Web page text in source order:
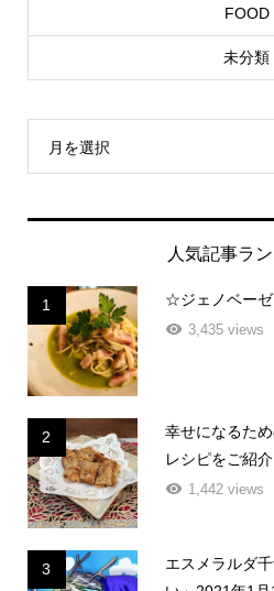
FOOD
未分類
月を選択
人気記事ラ
1 ☆ジェノベー
3,435 views
2
幸せになるた
レシピをご紹介
1,442 views
3
エスメラルダ